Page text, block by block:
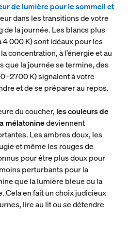
de lumière pour le sommeil et
dans les transitions de votre
de la journée. Les blancs plus
000 K) sont idéaux pour les
concentration, à l’énergie et au
que la journée se termine, des
K) signalent à votre
et de se préparer au repos.
du coucher, les couleurs de
mélatoninedeviennent
Les ambres doux, les
et même les rouges de
pour être plus doux pour
perturbants pour la
que la lumière bleue ou la
Cela en fait un choix judicieux
lire au lit ou se détendre